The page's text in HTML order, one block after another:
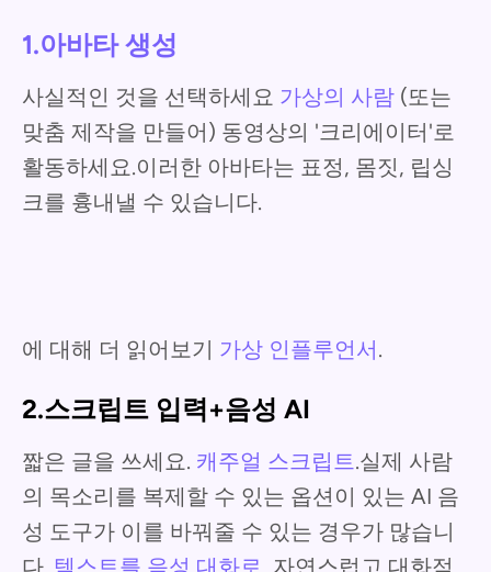
1.아바타 생성
사실적인 것을 선택하세요 가상의 사람 (또는
맞춤 제작을 만들어) 동영상의 '크리에이터'로
활동하세요.이러한 아바타는 표정, 몸짓, 립싱
크를 흉내낼 수 있습니다.
에 대해 더 읽어보기 가상 인플루언서.
2.스크립트 입력+음성 AI
짧은 글을 쓰세요. 캐주얼 스크립트.실제 사람
의 목소리를 복제할 수 있는 옵션이 있는 AI 음
성 도구가 이를 바꿔줄 수 있는 경우가 많습니
다. 텍스트를 음성 대화로 , 자연스럽고 대화적